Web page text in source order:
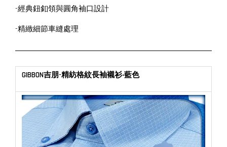
-經典鈕釦領與圓角袖口設計
-精緻細節車縫處理
GIBBON吉朋-精紡格紋長袖襯衫‧藍色